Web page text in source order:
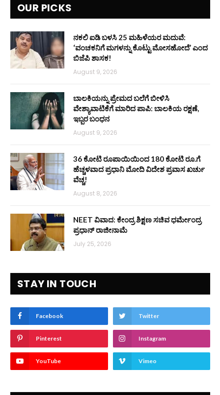
OUR PICKS
ನಕಲಿ ಐಡಿ ಬಳಸಿ 25 ಮಹಿಳೆಯರ ಮದುವೆ:
‘ವಂಚಕನಿಗೆ ಮಗಳನ್ನು ಕೊಟ್ಟು ಮೋಸಹೋದೆ’ ಎಂದ
ಬಿಜೆಪಿ ಶಾಸಕ!
August 9, 2026
ಬಾಲಕಿಯನ್ನು ಪ್ರೇಮದ ಬಲೆಗೆ ಬೀಳಿಸಿ
ವೇಶ್ಯಾವಾಟಿಕೆಗೆ ಮಾರಿದ ಪಾಪಿ: ಬಾಲಕಿಯ ರಕ್ಷಣೆ,
ಇಬ್ಬರ ಬಂಧನ
August 9, 2026
36 ಕೋಟಿ ರೂಪಾಯಿಯಿಂದ 180 ಕೋಟಿ ರೂ.ಗೆ
ಹೆಚ್ಚಳವಾದ ಪ್ರಧಾನಿ ಮೋದಿ ವಿದೇಶ ಪ್ರವಾಸ ಖರ್ಚು
ವೆಚ್ಚ!
August 8, 2026
NEET ವಿವಾದ: ಕೇಂದ್ರ ಶಿಕ್ಷಣ ಸಚಿವ ಧರ್ಮೇಂದ್ರ
ಪ್ರಧಾನ್ ರಾಜೀನಾಮೆ
July 25, 2026
STAY IN TOUCH
Facebook Twitter
Pinterest Instagram
YouTube Vimeo